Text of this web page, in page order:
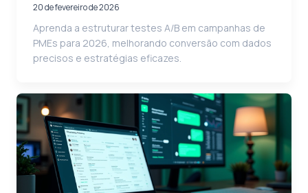
20 de fevereiro de 2026
Aprenda a estruturar testes A/B em campanhas de
PMEs para 2026, melhorando conversão com dados
precisos e estratégias eficazes.